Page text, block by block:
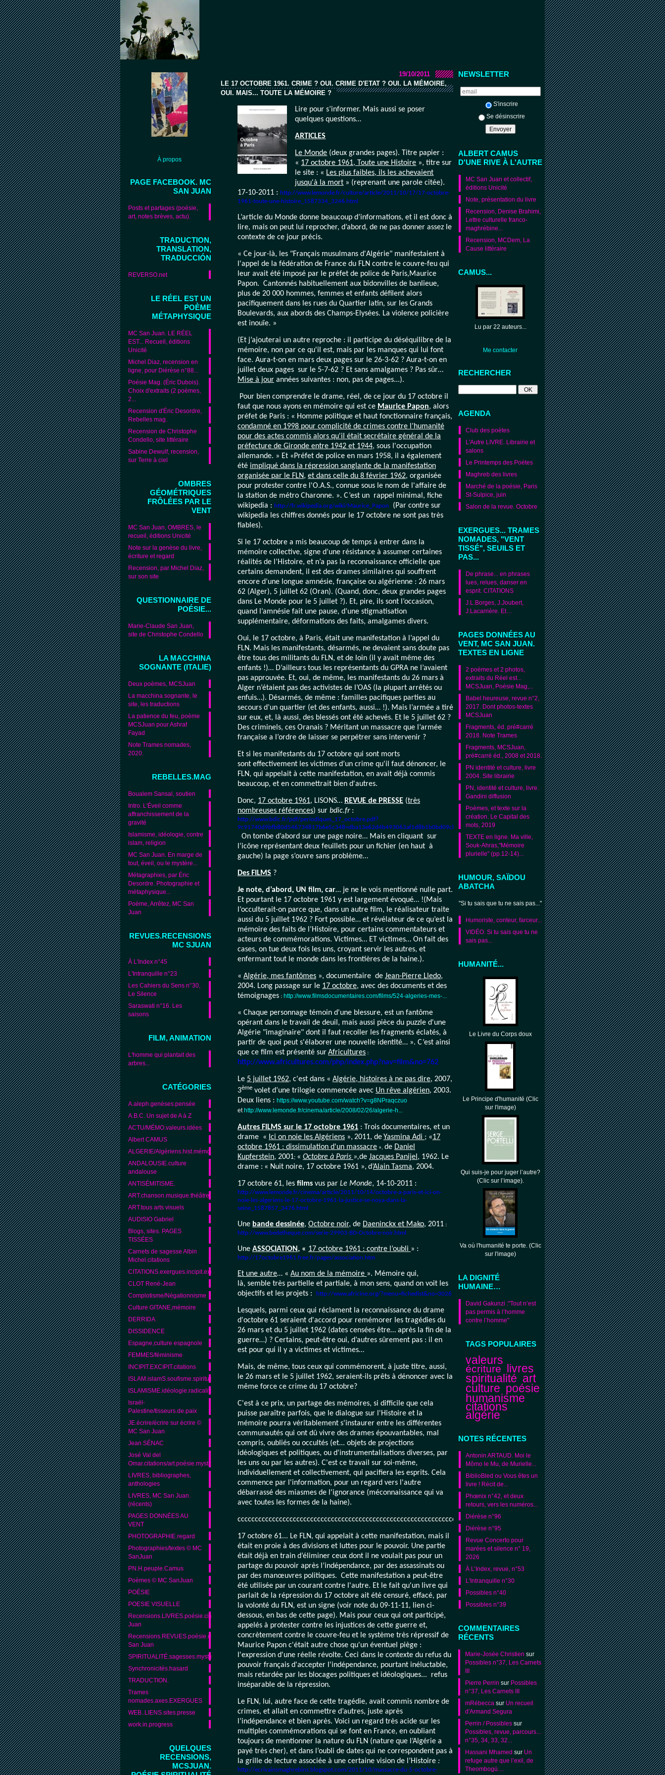
À propos
PAGE FACEBOOK. MC
SAN JUAN
Posts et partages (poésie,
art, notes brèves, actu).
TRADUCTION,
TRANSLATION,
TRADUCCIÓN
REVERSO.net
LE RÉEL EST UN
POÈME
MÉTAPHYSIQUE
MC San Juan. LE RÉEL
EST... Recueil, éditions
Unicité
Michel Diaz, recension en
ligne, pour Diérèse n°88...
Poésie Mag. (Éric Dubois).
Choix d'extraits (2 poèmes,
2...
Recension d'Éric Desordre,
Rebelles mag.
Recension de Christophe
Condello, site littéraire
Sabine Dewulf, recension,
sur Terre à ciel
OMBRES
GÉOMÉTRIQUES
FRÔLÉES PAR LE
VENT
MC San Juan, OMBRES, le
recueil, éditions Unicité
Note sur la genèse du livre,
écriture et regard
Recension, par Michel Diaz,
sur son site
QUESTIONNAIRE DE
POÉSIE...
Marie-Claude San Juan,
site de Christophe Condello
LA MACCHINA
SOGNANTE (ITALIE)
Deux poèmes, MCSJuan
La macchina sognante, le
site, les traductions
La patience du feu, poème
MCSJuan pour Ashraf
Fayad
Note Trames nomades,
2020.
REBELLES.MAG
Boualem Sansal, soutien
Intro. L'Éveil comme
affranchissement de la
gravité
Islamisme, idéologie, contre
islam, religion
MC San Juan. En marge de
tout, éveil, ou le mystère...
Métagraphies, par Éric
Desordre. Photographie et
métaphysique...
Poème, Arrêtez, MC San
Juan
REVUES.RECENSIONS
MC SJUAN
À L'Index n°45
L'Intranquille n°23
Les Cahiers du Sens n°30,
Le Silence
Saraswati n°16. Les
saisons
FILM, ANIMATION
L'homme qui plantait des
arbres...
CATÉGORIES
A.aleph.genèses.pensée
A.B.C. Un sujet de A à Z
ACTU/MÉMO.valeurs.idées
Albert CAMUS
ALGERIE/Algériens.hist.mémo.culture
ANDALOUSIE.culture
andalouse
ANTISÉMITISME.
ART.chanson.musique.théâtre
ART.tous arts visuels
AUDISIO Gabriel
Blogs, sites. PAGES
TISSÉES
Carnets de sagesse Albin
Michel.citations
CITATIONS.exergues.incipit.excipit
CLOT René-Jean
Complotisme/Négationnisme
Culture GITANE,mémoire
DERRIDA
DISSIDENCE
Espagne,culture espagnole
FEMMES/féminisme
INCIPIT.EXCIPIT.citations
ISLAM.islamS.soufisme.spiritualité
ISLAMISME.idéologie.radicalité.
Israël-
Palestine/tisseurs.de.paix
JE.écrire/écrire sur écrire ©
MC San Juan
Jean SÉNAC
José Val del
Omar.citations/art.poésie.mystique
LIVRES, bibliographes,
anthologies
LIVRES, MC San Juan.
(récents)
PAGES DONNÉES AU
VENT
PHOTOGRAPHIE.regard
Photographies/textes © MC
SanJuan
PN.H.peuple.Camus
Poèmes © MC SanJuan
POÉSIE
POESIE VISUELLE
Recensions.LIVRES.poésie.citations©MC.San
Juan
Recensions.REVUES.poésie.citations.©MC
San Juan
SPIRITUALITÉ.sagesses.mystique
Synchronicités.hasard
TRADUCTION.
Trames
nomades.axes.EXERGUES
WEB..LIENS.sites.presse
work.in.progress
QUELQUES
RECENSIONS,
MCSJUAN.
NEWSLETTER
S'inscrire
Se désinscrire
ALBERT CAMUS
D'UNE RIVE À L'AUTRE
MC San Juan et collectif,
éditions Unicité
Note, présentation du livre
Recension, Denise Brahimi,
Lettre culturelle franco-
maghrébine...
Recension, MCDem, La
Cause littéraire
CAMUS...
Lu par 22 auteurs...
Me contacter
RECHERCHER
AGENDA
Club des poètes
L'Autre LIVRE. Librairie et
salons
Le Printemps des Poètes
Maghreb des livres
Marché de la poésie, Paris
St-Sulpice, juin
Salon de la revue. Octobre
EXERGUES... TRAMES
NOMADES, "VENT
TISSÉ", SEUILS ET
PAS...
De phrase... en phrases
lues, relues, danser en
esprit. CITATIONS
J.L.Borges, J.Joubert,
J.Lacarrière. Et…
PAGES DONNÉES AU
VENT, MC SAN JUAN.
TEXTES EN LIGNE
2 poèmes et 2 photos,
extraits du Réel est...
MCSJuan, Poésie Mag,...
Babel heureuse, revue n°2,
2017. Dont photos-textes
MCSJuan
Fragments, éd. pré#carré
2018. Note Trames
Fragments, MCSJuan,
pré#carré éd., 2008 et 2018.
PN identité et culture, livre
2004. Site librairie
PN, identité et culture, livre.
Gandini diffusion
Poèmes, et texte sur la
création. Le Capital des
mots, 2019
TEXTE en ligne. Ma ville,
Souk-Ahras,"Mémoire
plurielle" (pp.12-14)...
HUMOUR, SAÏDOU
ABATCHA
"Si tu sais que tu ne sais pas..."
Humoriste, conteur, farceur...
VIDÉO. Si tu sais que tu ne
sais pas...
HUMANITÉ...
Le Livre du Corps doux
Le Principe d'humanité (Clic
sur l'image)
Qui suis-je pour juger l’autre?
(Clic sur l’image).
Va où l'humanité te porte. (Clic
sur l'image)
LA DIGNITÉ
HUMAINE…
David Gakunzi :"Tout n’est
pas permis à l’homme
contre l’homme"
TAGS POPULAIRES
valeurs
écriture livres
spiritualité art
culture poésie
humanisme
citations
algérie
NOTES RÉCENTES
Antonin ARTAUD. Moi le
Mômo le Mu, de Murielle...
BiblioBled ou Vous êtes un
livre ! Récit de...
Phœnix n°42, et deux
retours, vers les numéros...
Diérèse n°96
Diérèse n°95
Revue Concerto pour
marées et silence n° 19,
2026
À L’Index, revue, n°53
L'Intranquille n°30
Possibles n°40
Possibles n°39
COMMENTAIRES
RÉCENTS
Marie-Josée Christien sur
Possibles n°37, Les Carnets
III
Pierre Perrin sur Possibles
n°37, Les Carnets III
mRébecca sur Un recueil
d'Armand Segura
Perrin / Possibles sur
Possibles, revue, parcours...
n°35, 34, 33, 32...
Hassani Mhamed sur Un
refuge autre que l’exil, de
Theombogü....
19/10/2011
LE 17 OCTOBRE 1961. CRIME ? OUI. CRIME D'ETAT ? OUI. LA MÉMOIRE,
OUI. MAIS... TOUTE LA MÉMOIRE ?
Lire pour s’informer. Mais aussi se poser
quelques questions…
ARTICLES
Le Monde (deux grandes pages). Titre papier :
« 17 octobre 1961, Toute une Histoire », titre sur
le site : « Les plus faibles, ils les achevaient
jusqu'à la mort » (reprenant une parole citée).
17-10-2011 : http://www.lemonde.fr/culture/article/2011/10/17/17-octobre-
1961-toute-une-histoire_1587334_3246.html
L’article du Monde donne beaucoup d’informations, et il est donc à
lire, mais on peut lui reprocher, d’abord, de ne pas donner assez le
contexte de ce jour précis.
« Ce jour-là, les "Français musulmans d'Algérie" manifestaient à
l'appel de la fédération de France du FLN contre le couvre-feu qui
leur avait été imposé par le préfet de police de Paris,Maurice
Papon. Cantonnés habituellement aux bidonvilles de banlieue,
plus de 20 000 hommes, femmes et enfants défilent alors
pacifiquement dans les rues du Quartier latin, sur les Grands
Boulevards, aux abords des Champs-Elysées. La violence policière
est inouïe. »
(Et j’ajouterai un autre reproche : il participe du déséquilibre de la
mémoire, non par ce qu'il est, mais par les manques qui lui font
face. Aura-t-on en mars deux pages sur le 26-3-62 ? Aura-t-on en
juillet deux pages sur le 5-7-62 ? Et sans amalgames ? Pas sûr…
Mise à jour années suivantes : non, pas de pages...).
Pour bien comprendre le drame, réel, de ce jour du 17 octobre il
faut que nous ayons en mémoire qui est ce Maurice Papon, alors
préfet de Paris : « Homme politique et haut fonctionnaire français,
condamné en 1998 pour complicité de crimes contre l’humanité
pour des actes commis alors qu'il était secrétaire général de la
préfecture de Gironde entre 1942 et 1944, sous l'occupation
allemande. » Et «Préfet de police en mars 1958, il a également
été impliqué dans la répression sanglante de la manifestation
organisée par le FLN, et dans celle du 8 février 1962, organisée
pour protester contre l'O.A.S., connue sous le nom de l'affaire de
la station de métro Charonne. ». C’est un rappel minimal, fiche
wikipedia : http://fr.wikipedia.org/wiki/Maurice_Papon
(Par contre sur
wikipedia les chiffres donnés pour le 17 octobre ne sont pas très
fiables).
Si le 17 octobre a mis beaucoup de temps à entrer dans la
mémoire collective, signe d’une résistance à assumer certaines
réalités de l’Histoire, et n’a pas la reconnaissance officielle que
certains demandent, il est des drames similaires qui souffrent
encore d’une longue amnésie, française ou algérienne : 26 mars
62 (Alger), 5 juillet 62 (Oran). (Quand, donc, deux grandes pages
dans Le Monde pour le 5 juillet ?). Et, pire, ils sont l’occasion,
quand l’amnésie fait une pause, d’une stigmatisation
supplémentaire, déformations des faits, amalgames divers.
Oui, le 17 octobre, à Paris, était une manifestation à l’appel du
FLN. Mais les manifestants, désarmés, ne devaient sans doute pas
être tous des militants du FLN, et de loin (il y avait même des
enfants !)… D’ailleurs tous les représentants du GPRA ne l’avaient
pas approuvée. Et, oui, de même, les manifestants du 26 mars à
Alger n’étaient pas des activistes de l’OAS (la plupart arrêtés ou
enfuis…). Désarmés, de même : familles pacifiques parties au
secours d’un quartier (et des enfants, aussi… !). Mais l’armée a tiré
sur eux, et, là aussi, des blessés ont été achevés. Et le 5 juillet 62 ?
Des criminels, ces Oranais ? Méritant un massacre que l’armée
française a l’ordre de laisser se perpétrer sans intervenir ?
Et si les manifestants du 17 octobre qui sont morts
sont effectivement les victimes d’un crime qu'il faut dénoncer, le
FLN, qui appelait à cette manifestation, en avait déjà commis
beaucoup, et en commettrait bien d'autres.
Donc, 17 octobre 1961, LISONS… REVUE de PRESSE (très
nombreuses références) sur bdic.fr:
http://www.bdic.fr/pdf/periodiques_17_octobre.pdf?
9c91740d9bfb80d546734817b6e5c348=dba13e62d4b493063af1d8b1b0bd09cb
On tombe d’abord sur une page noire… Mais en cliquant sur
l’icône représentant deux feuillets pour un fichier (en haut à
gauche) la page s’ouvre sans problème…
Des FILMS ?
Je note, d’abord, UN film, car… je ne le vois mentionné nulle part.
Et pourtant le 17 octobre 1961 y est largement évoqué… !(Mais
l’occulterait-on parce que, dans un autre film, le réalisateur traite
aussi du 5 juillet 1962 ? Fort possible… et révélateur de ce qu’est la
mémoire des faits de l’Histoire, pour certains commentateurs et
acteurs de commémorations. Victimes… ET victimes… On fait des
cases, on tue deux fois les uns, croyant servir les autres, et
enfermant tout le monde dans les frontières de la haine.).
« Algérie, mes fantômes », documentaire de Jean-Pierre Lledo,
2004. Long passage sur le 17 octobre, avec des documents et des
témoignages : http://www.filmsdocumentaires.com/films/524-algeries-mes-...
« Chaque personnage témoin d'une blessure, est un fantôme
opérant dans le travail de deuil, mais aussi pièce du puzzle d'une
Algérie "imaginaire" dont il faut recoller les fragments éclatés, à
partir de quoi peut s'élaborer une nouvelle identité… ». C’est ainsi
que ce film est présenté surAfricultures :
http://www.africultures.com/php/index.php?nav=film&no=762
Le 5 juillet 1962, c'est dans « Algérie, histoires à ne pas dire, 2007,
3ème volet d’une trilogie commencée avec Un rêve algérien, 2003.
Deux liens : https://www.youtube.com/watch?v=g8NPraqczuo
et http://www.lemonde.fr/cinema/article/2008/02/26/algerie-h...
Autres FILMS sur le 17 octobre 1961 : Trois documentaires, et un
drame « Ici on noie les Algériens », 2011, deYasmina Adi ; «17
octobre 1961 : dissimulation d'un massacre », de Daniel
Kupferstein, 2001; « Octobre à Paris »,de Jacques Panijel, 1962. Le
drame : « Nuit noire, 17 octobre 1961 », d’Alain Tasma, 2004.
17 octobre 61, les films vus par Le Monde, 14-10-2011 :
http://www.lemonde.fr/cinema/article/2011/10/14/octobre-a-paris-et-ici-on-
noie-les-algeriens-le-17-octobre-1961-la-justice-se-noya-dans-la-
seine_1587857_3476.html
Une bande dessinée, Octobre noir, de Daeninckx et Mako, 2011 :
http://www.bedetheque.com/serie-29903-BD-Octobre-noir.html
Une ASSOCIATION, « 17 octobre 1961 : contre l’oubli » :
http://17octobre1961.free.fr/pages/association.htm
Et une autre… « Au nom de la mémoire ». Mémoire qui,
là, semble très partielle et partiale, à mon sens, quand on voit les
objectifs et les projets :
http://www.africine.org/?menu=fichedist&no=3026
Lesquels, parmi ceux qui réclament la reconnaissance du drame
d'octobre 61 seraient d'accord pour remémorer les tragédies du
26 mars et du 5 juillet 1962 (dates censées être… après la fin de la
guerre…) ? Certains, peut-être oui, d’autres sûrement pas : il en
est pour qui il y a victimes et victimes…
Mais, de même, tous ceux qui commémorent, à juste titre, aussi,
le 26 mars et le 5 juillet 1962, seraient-ils prêts à dénoncer avec la
même force ce crime du 17 octobre?
C'est à ce prix, un partage des mémoires, si difficile que cela
puisse paraître parfois, que le dialogue sur l'Histoire et la
mémoire pourra véritablement s'instaurer entre les différentes
communautés qui ont dû vivre des drames épouvantables, mal
compris, oubliés ou occultés (et... objets de projections
idéologiques et politiques, ou d'instrumentalisations diverses, par
les uns ou par les autres). C'est ce travail sur soi-même,
individuellement et collectivement, qui pacifiera les esprits. Cela
commence par l'information, pour un regard vers l'autre
débarrassé des miasmes de l'ignorance (méconnaissance qui va
avec toutes les formes de la haine).
ccccccccccccccccccccccccccccccccccccccccccccccccccccccccccccccccccccccccccccccccccccc
17 octobre 61... Le FLN, qui appelait à cette manifestation, mais il
était en proie à des divisions et luttes pour le pouvoir. Une partie
était déjà en train d’éliminer ceux dont il ne voulait pas pour un
partage du pouvoir après l’indépendance, par des assassinats ou
par des manœuvres politiques. Cette manifestation a peut-être
été utilisée par un courant contre l'autre. Et le fait qu'un livre qui
parlait de la répression du 17 octobre ait été censuré, effacé, par
la volonté du FLN, est un signe (voir note du 09-11-11, lien ci-
dessous, en bas de cette page). Mais pour ceux qui ont participé,
appelés à protester contre les injustices de cette guerre et,
concrètement contre le couvre-feu et le système très répressif de
Maurice Papon c'était autre chose qu'un éventuel piège :
l'expression d'une réelle révolte. Ceci dans le contexte du refus du
pouvoir français d'accepter l'indépendance, pourtant inéluctable,
mais retardée par les blocages politiques et idéologiques... refus
inséparable de la répression.
Le FLN, lui, autre face de cette tragédie, avait commis nombre de
crimes, et allait en commettre d’autres, juste après
l’indépendance et bien après. Voici un regard très acide sur les
multiples commémorations qui se font en France, en oubliant
toujours de mentionner la nature du FLN (nature que l’Algérie a
payé très cher), et dans l’oubli de dates qui ne correspondent pas à
la grille de lecture associée à une certaine vision de l’Histoire :
http://ecrivainsmaghrebins.blogspot.com/2011/10/massacre-du-5-octobre-